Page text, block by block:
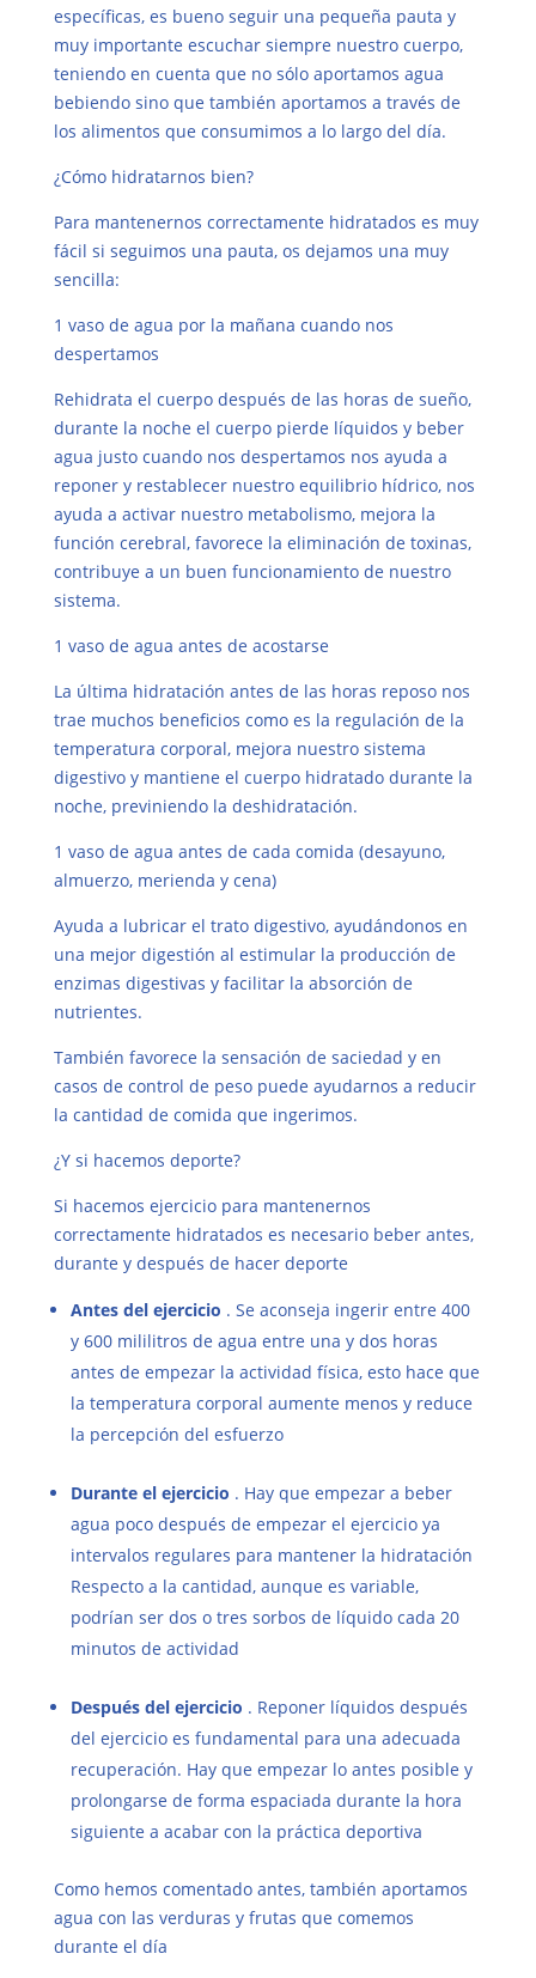
específicas, es bueno seguir una pequeña pauta y
muy importante escuchar siempre nuestro cuerpo,
teniendo en cuenta que no sólo aportamos agua
bebiendo sino que también aportamos a través de
los alimentos que consumimos a lo largo del día.
¿Cómo hidratarnos bien?
Para mantenernos correctamente hidratados es muy
fácil si seguimos una pauta, os dejamos una muy
sencilla:
1 vaso de agua por la mañana cuando nos
despertamos
Rehidrata el cuerpo después de las horas de sueño,
durante la noche el cuerpo pierde líquidos y beber
agua justo cuando nos despertamos nos ayuda a
reponer y restablecer nuestro equilibrio hídrico, nos
ayuda a activar nuestro metabolismo, mejora la
función cerebral, favorece la eliminación de toxinas,
contribuye a un buen funcionamiento de nuestro
sistema.
1 vaso de agua antes de acostarse
La última hidratación antes de las horas reposo nos
trae muchos beneficios como es la regulación de la
temperatura corporal, mejora nuestro sistema
digestivo y mantiene el cuerpo hidratado durante la
noche, previniendo la deshidratación.
1 vaso de agua antes de cada comida (desayuno,
almuerzo, merienda y cena)
Ayuda a lubricar el trato digestivo, ayudándonos en
una mejor digestión al estimular la producción de
enzimas digestivas y facilitar la absorción de
nutrientes.
También favorece la sensación de saciedad y en
casos de control de peso puede ayudarnos a reducir
la cantidad de comida que ingerimos.
¿Y si hacemos deporte?
Si hacemos ejercicio para mantenernos
correctamente hidratados es necesario beber antes,
durante y después de hacer deporte
Antes del ejercicio . Se aconseja ingerir entre 400
y 600 mililitros de agua entre una y dos horas
antes de empezar la actividad física, esto hace que
la temperatura corporal aumente menos y reduce
la percepción del esfuerzo
Durante el ejercicio . Hay que empezar a beber
agua poco después de empezar el ejercicio ya
intervalos regulares para mantener la hidratación
Respecto a la cantidad, aunque es variable,
podrían ser dos o tres sorbos de líquido cada 20
minutos de actividad
Después del ejercicio . Reponer líquidos después
del ejercicio es fundamental para una adecuada
recuperación. Hay que empezar lo antes posible y
prolongarse de forma espaciada durante la hora
siguiente a acabar con la práctica deportiva
Como hemos comentado antes, también aportamos
agua con las verduras y frutas que comemos
durante el día